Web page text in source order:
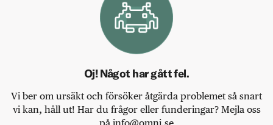
Oj! Något har gått fel.
Vi ber om ursäkt och försöker åtgärda problemet så snart
vi kan, håll ut! Har du frågor eller funderingar? Mejla oss